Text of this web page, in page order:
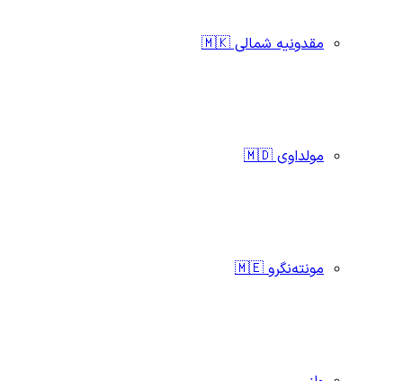
مقدونیه شمالی 🇲🇰
مولداوی 🇲🇩
مونته‌نگرو 🇲🇪